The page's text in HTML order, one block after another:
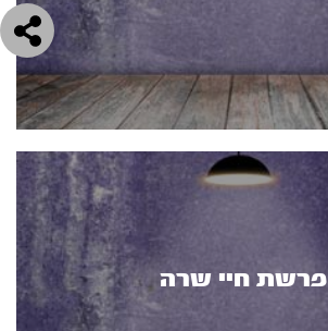
פרשת חיי שרה